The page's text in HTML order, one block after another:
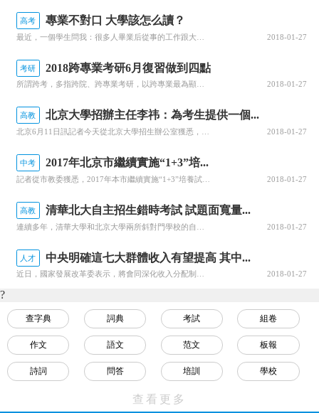
高考 專業不對口 大學該怎么讀？
最近，一個學生問我：很多人畢業后從事的工作跟大學所學的專業沒有任何關系，大學究竟該怎么上?專業學習還重要嗎?平心而論，大學只有4年時間，工作則是幾十年的事情，如果不是畢生堅持學術研究，一個人在社會上“摸爬滾打”都會遇到很多未知的可能和機會，有的人“一專到底”，有的人適時轉行，我們既不必夸大專業的絕對... 2018-01-27
考研 2018跨專業考研6月復習做到四點
2018-01-27
高教 北京大學招辦主任李祎：為考生提供一個...
2018-01-27
中考 2017年北京市繼續實施“1+3”培...
記者從市教委獲悉，2017年本市繼續實施“1+3”培養試驗。學生在初二年級結束后即可進入試驗學校，連續完成初三及高中共4年學習。該項目是為促進義務教育優質均衡發展，促進小升初就近入學，推動教育公平，在初二年級結束后提前給予當年就近入學的學生一次升入優質高中的選擇機會，并探索高中人才培養方式而實施的。... 2018-01-27
高教 清華北大自主招生錯時考試 試題面寬量...
2018-01-27
人才 中央明確這七大群體收入有望提高 其中...
2018-01-27
?
查字典 詞典 考試 組卷
作文 語文 范文 板報
詩詞 問答 培訓 學校
查看更多